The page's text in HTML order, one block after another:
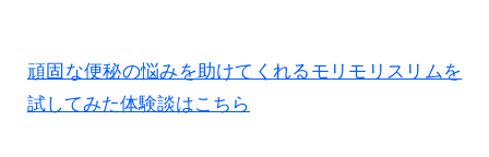
頑固な便秘の悩みを助けてくれるモリモリスリムを
試してみた体験談はこちら